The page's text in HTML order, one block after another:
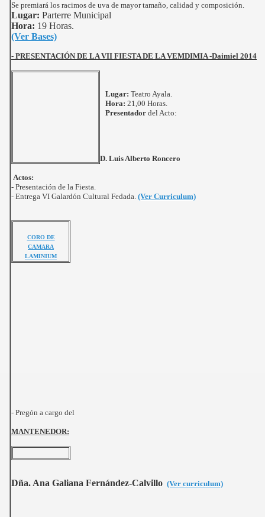
Se premiará los racimos de uva de mayor tamaño, calidad y composición.
Lugar: Parterre Municipal
Hora: 19 Horas.
(Ver Bases)
- PRESENTACIÓN DE LA VII FIESTA DE LA VEMDIMIA -Daimiel 2014
Lugar: Teatro Ayala.
Hora: 21,00 Horas.
Presentador del Acto:
D. Luis Alberto Roncero
Actos:
- Presentación de la Fiesta.
- Entrega VI Galardón Cultural Fedada. (Ver Curriculum)
CORO DE
CAMARA
LAMINIUM
- Pregón a cargo del
MANTENEDOR:
Dña. Ana Galiana Fernández-Calvillo (Ver curriculum)